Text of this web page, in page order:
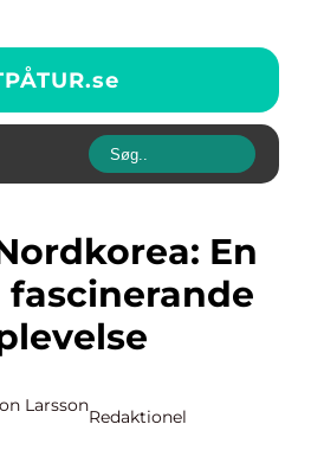
se
Larsson
Redaktionel